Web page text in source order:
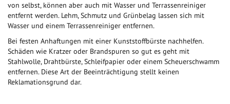
von selbst, können aber auch mit Wasser und Terrassenreiniger
entfernt werden. Lehm, Schmutz und Grünbelag lassen sich mit
Wasser und einem Terrassenreiniger entfernen.
Bei festen Anhaftungen mit einer Kunststoffbürste nachhelfen.
Schäden wie Kratzer oder Brandspuren so gut es geht mit
Stahlwolle, Drahtbürste, Schleifpapier oder einem Scheuerschwamm
entfernen. Diese Art der Beeinträchtigung stellt keinen
Reklamationsgrund dar.